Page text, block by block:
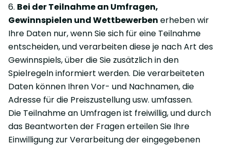
6. Bei der Teilnahme an Umfragen,
Gewinnspielen und Wettbewerben erheben wir
Ihre Daten nur, wenn Sie sich für eine Teilnahme
entscheiden, und verarbeiten diese je nach Art des
Gewinnspiels, über die Sie zusätzlich in den
Spielregeln informiert werden. Die verarbeiteten
Daten können Ihren Vor- und Nachnamen, die
Adresse für die Preiszustellung usw. umfassen.
Die Teilnahme an Umfragen ist freiwillig, und durch
das Beantworten der Fragen erteilen Sie Ihre
Einwilligung zur Verarbeitung der eingegebenen